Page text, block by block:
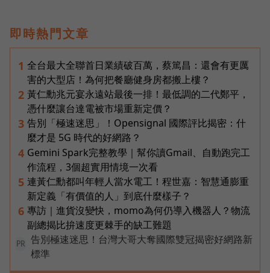
即時熱門文章
1 全台最大全聯首日業績破百萬，蔡篤昌：還會有更厲
害的大型店！為何把餐廳健身房都搬上樓？
2 黃仁勳兆元宴永遠站最後一排！最低調的二代鄭平，
憑什麼讓台達電被市場重新定價？
3 告別「極速迷思」！Opensignal 國際評比揭密：什
麼才是 5G 時代的好網路？
4 Gemini Spark完整教學｜幫你讀Gmail、自動跑完工
作流程，3個超實用情境一次看
5 連黃仁勳都叫年輕人當水電工！程世嘉：智慧通膨重
新定義「有價值的人」到底什麼樣子？
6 專訪｜進貨沒變快，momo為何仍導入機器人？物流
副總揭比拚速度更棘手的缺工難題
PR
告別極速迷思！台灣大哥大奪國際雙冠揭密好網路新
標準